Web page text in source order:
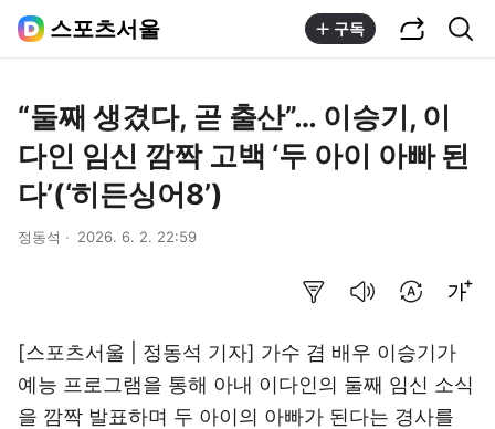
스포츠서울 구독
“둘째 생겼다, 곧 출산”… 이승기, 이
다인 임신 깜짝 고백 ‘두 아이 아빠 된
다’(‘히든싱어8’)
정동석 2026. 6. 2. 22:59
[스포츠서울 | 정동석 기자] 가수 겸 배우 이승기가
예능 프로그램을 통해 아내 이다인의 둘째 임신 소식
을 깜짝 발표하며 두 아이의 아빠가 된다는 경사를